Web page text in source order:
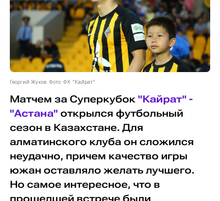
Георгий Жуков. Фото: ФК "Кайрат"
Матчем за Суперкубок "Кайрат" -
"Астана" открылся футбольный
сезон в Казахстане. Для
алматинского клуба он сложился
неудачно, причем качество игры
южан оставляло желать лучшего.
Но самое интересное, что в
прошедшей встрече были